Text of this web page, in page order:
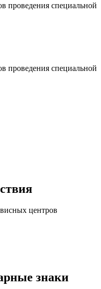
проведения специальной
проведения специальной
центров
знаки